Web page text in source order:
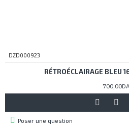
DZD000923
RÉTROÉCLAIRAGE BLEU
700,00DA
Poser une question